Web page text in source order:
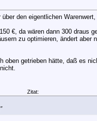
den eigentlichen
€, da wären dann 300 draus
zu optimieren, ändert
getrieben hätte, daß es
Zitat: